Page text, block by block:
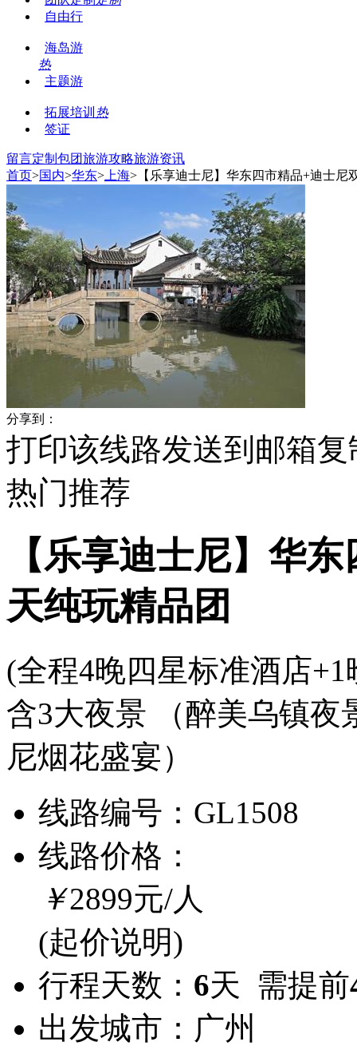
自由行
海岛游
热
主题游
拓展培训 热
签证
留言定制包团旅游攻略旅游资讯
首页>国内>华东> 上海>【乐享迪士尼】华东四市精品+迪士尼
分享到：
打印该线路发送到邮箱复
热门推荐
【乐享迪士尼】华
天纯玩精品团
(全程4晚四星标准酒店
含3大夜景 （醉美乌镇夜
尼烟花盛宴）
线路编号： GL1508
线路价格：
￥2899元/人
(起价说明)
行程天数： 6天 需提前
出发城市： 广州